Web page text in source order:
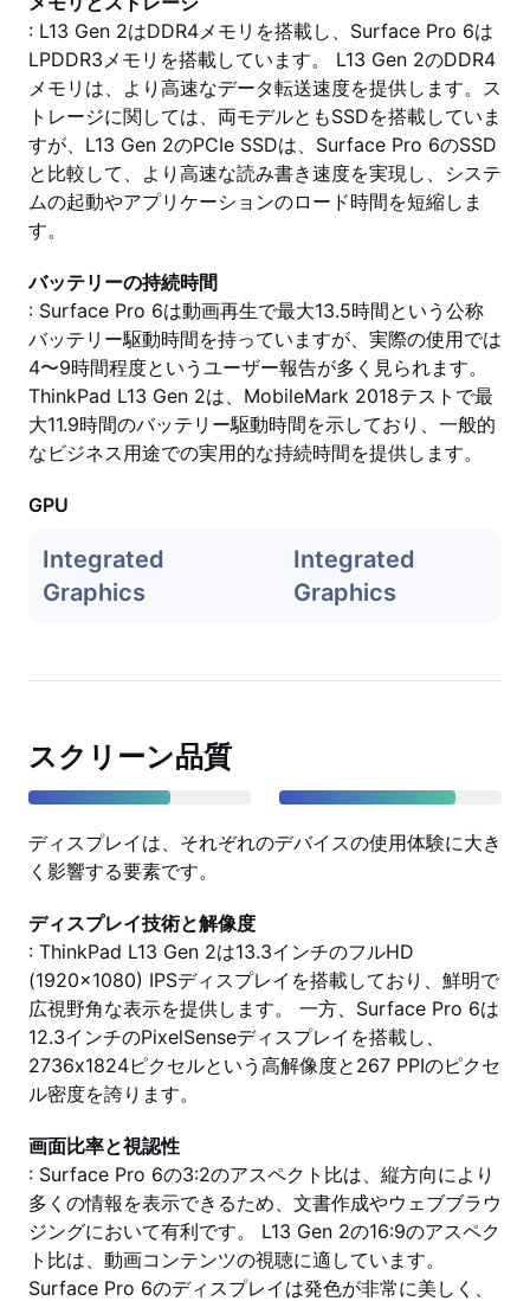
: L13 Gen 2はDDR4メモリを搭載し、Surface Pro 6は
LPDDR3メモリを搭載しています。 L13 Gen 2のDDR4
メモリは、より高速なデータ転送速度を提供します。ス
トレージに関しては、両モデルともSSDを搭載していま
すが、L13 Gen 2のPCIe SSDは、Surface Pro 6のSSD
と比較して、より高速な読み書き速度を実現し、システ
ムの起動やアプリケーションのロード時間を短縮しま
す。
バッテリーの持続時間
: Surface Pro 6は動画再生で最大13.5時間という公称
バッテリー駆動時間を持っていますが、実際の使用では
4〜9時間程度というユーザー報告が多く見られます。
ThinkPad L13 Gen 2は、MobileMark 2018テストで最
大11.9時間のバッテリー駆動時間を示しており、一般的
なビジネス用途での実用的な持続時間を提供します。
GPU
Integrated
Graphics
Integrated
Graphics
スクリーン品質
ディスプレイは、それぞれのデバイスの使用体験に大き
く影響する要素です。
ディスプレイ技術と解像度
: ThinkPad L13 Gen 2は13.3インチのフルHD
(1920x1080) IPSディスプレイを搭載しており、鮮明で
広視野角な表示を提供します。 一方、Surface Pro 6は
12.3インチのPixelSenseディスプレイを搭載し、
2736x1824ピクセルという高解像度と267 PPIのピクセ
ル密度を誇ります。
画面比率と視認性
: Surface Pro 6の3:2のアスペクト比は、縦方向により
多くの情報を表示できるため、文書作成やウェブブラウ
ジングにおいて有利です。 L13 Gen 2の16:9のアスペク
ト比は、動画コンテンツの視聴に適しています。
Surface Pro 6のディスプレイは発色が非常に美しく、